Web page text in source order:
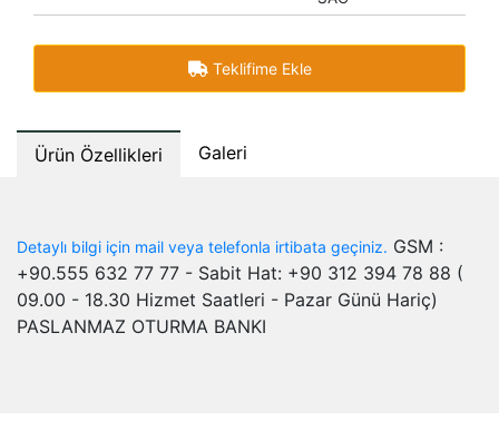
Teklifime Ekle
Ürün Özellikleri Galeri
Detaylı bilgi için mail veya telefonla irtibata geçiniz. GSM :
+90.555 632 77 77 - Sabit Hat: +90 312 394 78 88 (
09.00 - 18.30 Hizmet Saatleri - Pazar Günü Hariç)
PASLANMAZ OTURMA BANKI